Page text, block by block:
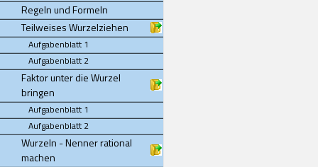
Regeln und Formeln
Teilweises Wurzelziehen
Aufgabenblatt 1
Aufgabenblatt 2
Faktor unter die Wurzel
bringen
Aufgabenblatt 1
Aufgabenblatt 2
Wurzeln - Nenner rational
machen